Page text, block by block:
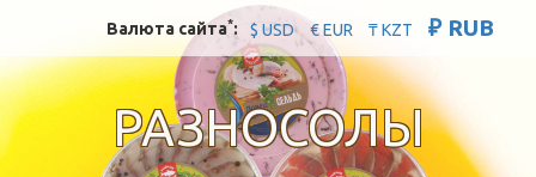
$ USD € EUR ₸ KZT ₽ RUB
Валюта сайта*:
РАЗНОСОЛЫ